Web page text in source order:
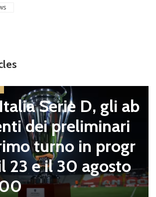
Serie D, gli ab
dei preliminari
turno in progr
23 e il 30 agosto